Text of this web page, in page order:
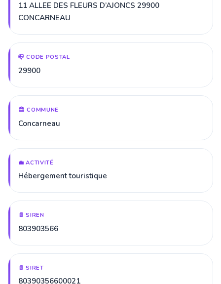
11 ALLEE DES FLEURS D’AJONCS 29900
CONCARNEAU
📪 CODE POSTAL
29900
🏛️ COMMUNE
Concarneau
💼 ACTIVITÉ
Hébergement touristique
📄 SIREN
803903566
📄 SIRET
80390356600021